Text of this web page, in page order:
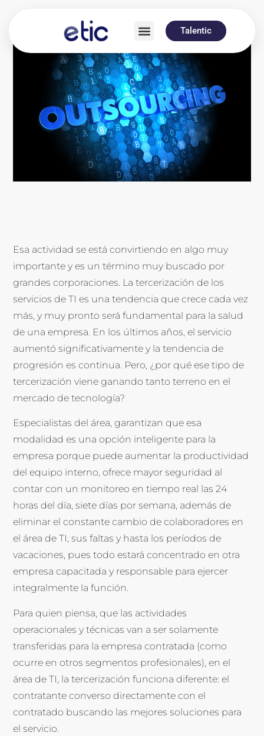
Talentic
Esa actividad se está convirtiendo en algo muy
importante y es un término muy buscado por
grandes corporaciones. La tercerización de los
servicios de TI es una tendencia que crece cada vez
más, y muy pronto será fundamental para la salud
de una empresa. En los últimos años, el servicio
aumentó significativamente y la tendencia de
progresión es continua. Pero, ¿por qué ese tipo de
tercerización viene ganando tanto terreno en el
mercado de tecnología?
Especialistas del área, garantizan que esa
modalidad es una opción inteligente para la
empresa porque puede aumentar la productividad
del equipo interno, ofrece mayor seguridad al
contar con un monitoreo en tiempo real las 24
horas del día, siete días por semana, además de
eliminar el constante cambio de colaboradores en
el área de TI, sus faltas y hasta los períodos de
vacaciones, pues todo estará concentrado en otra
empresa capacitada y responsable para ejercer
integralmente la función.
Para quien piensa, que las actividades
operacionales y técnicas van a ser solamente
transferidas para la empresa contratada (como
ocurre en otros segmentos profesionales), en el
área de TI, la tercerización funciona diferente: el
contratante converso directamente con el
contratado buscando las mejores soluciones para
el servicio.